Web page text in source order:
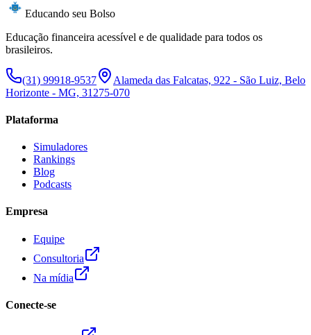
Educando seu Bolso
Educação financeira acessível e de qualidade para todos os
brasileiros.
(31) 99918-9537
Alameda das Falcatas, 922 - São Luiz, Belo
Horizonte - MG, 31275-070
Plataforma
Simuladores
Rankings
Blog
Podcasts
Empresa
Equipe
Consultoria
Na mídia
Conecte-se